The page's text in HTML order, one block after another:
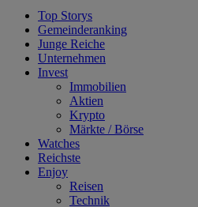
Top Storys
Gemeinderanking
Junge Reiche
Unternehmen
Invest
Immobilien
Aktien
Krypto
Märkte / Börse
Watches
Reichste
Enjoy
Reisen
Technik